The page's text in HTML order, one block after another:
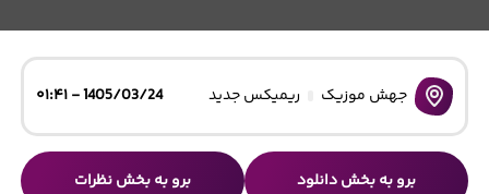
جهش موزیک ریمیکس جدید 1405/03/24 - ۰۱:۴۱
برو به بخش دانلود برو به بخش نظرات